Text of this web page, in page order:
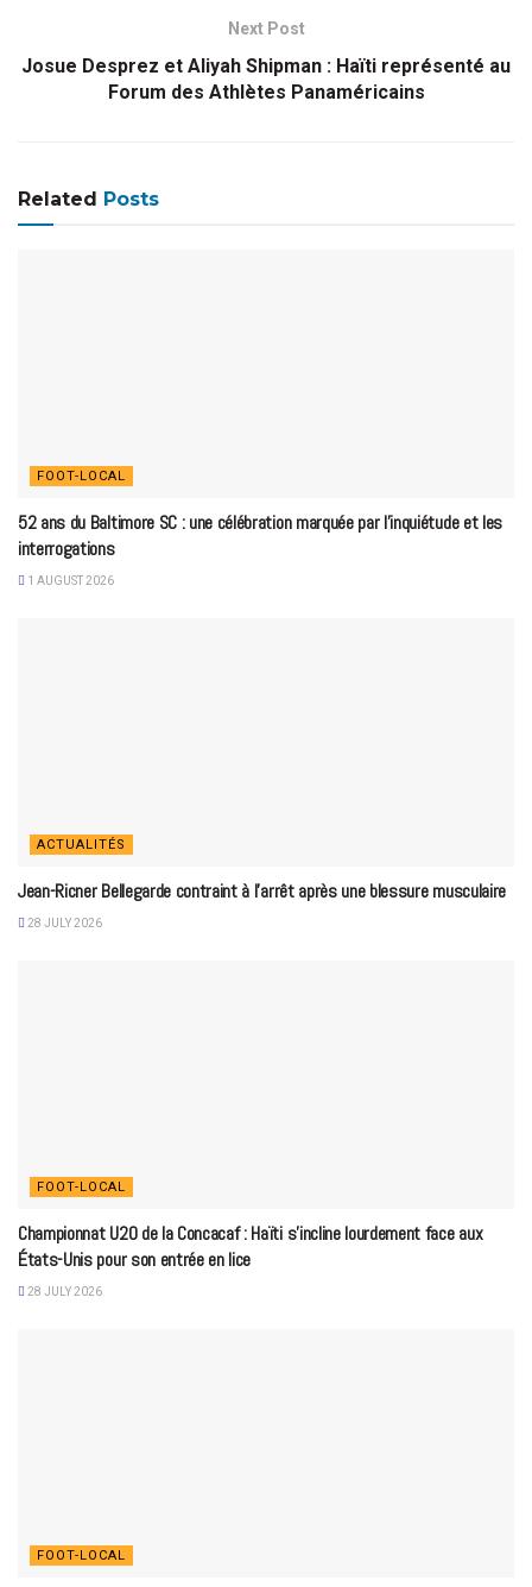
Next Post
Josue Desprez et Aliyah Shipman : Haïti représenté au
Forum des Athlètes Panaméricains
Related Posts
FOOT-LOCAL
52 ans du Baltimore SC : une célébration marquée par l’inquiétude et les
interrogations
1 AUGUST 2026
ACTUALITÉS
Jean-Ricner Bellegarde contraint à l’arrêt après une blessure musculaire
28 JULY 2026
FOOT-LOCAL
Championnat U20 de la Concacaf : Haïti s’incline lourdement face aux
États-Unis pour son entrée en lice
28 JULY 2026
FOOT-LOCAL